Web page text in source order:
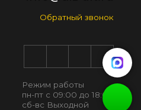
Обратный звонок
Режим работы
пн-пт с 09:00 до 18:00
сб-вс Выходной